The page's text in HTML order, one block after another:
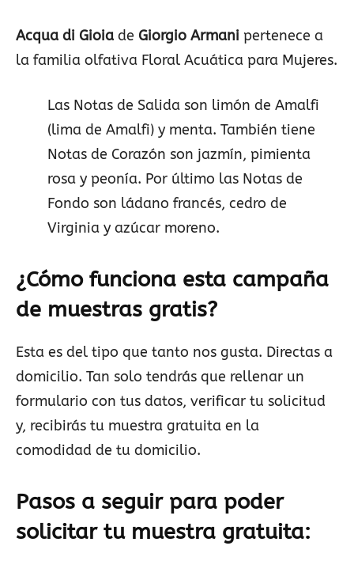
Acqua di Gioia de Giorgio Armani pertenece a
la familia olfativa Floral Acuática para Mujeres.
Las Notas de Salida son limón de Amalfi
(lima de Amalfi) y menta. También tiene
Notas de Corazón son jazmín, pimienta
rosa y peonía. Por último las Notas de
Fondo son ládano francés, cedro de
Virginia y azúcar moreno.
¿Cómo funciona esta campaña
de muestras gratis?
Esta es del tipo que tanto nos gusta. Directas a
domicilio. Tan solo tendrás que rellenar un
formulario con tus datos, verificar tu solicitud
y, recibirás tu muestra gratuita en la
comodidad de tu domicilio.
Pasos a seguir para poder
solicitar tu muestra gratuita: